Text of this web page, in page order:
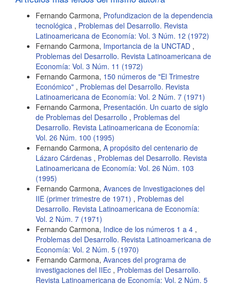
Fernando Carmona, Profundizacion de la dependencia
tecnológica , Problemas del Desarrollo. Revista
Latinoamericana de Economía: Vol. 3 Núm. 12 (1972)
Fernando Carmona, Importancia de la UNCTAD ,
Problemas del Desarrollo. Revista Latinoamericana de
Economía: Vol. 3 Núm. 11 (1972)
Fernando Carmona, 150 números de "El Trimestre
Económico" , Problemas del Desarrollo. Revista
Latinoamericana de Economía: Vol. 2 Núm. 7 (1971)
Fernando Carmona, Presentación. Un cuarto de siglo
de Problemas del Desarrollo , Problemas del
Desarrollo. Revista Latinoamericana de Economía:
Vol. 26 Núm. 100 (1995)
Fernando Carmona, A propósito del centenario de
Lázaro Cárdenas , Problemas del Desarrollo. Revista
Latinoamericana de Economía: Vol. 26 Núm. 103
(1995)
Fernando Carmona, Avances de Investigaciones del
IIE (primer trimestre de 1971) , Problemas del
Desarrollo. Revista Latinoamericana de Economía:
Vol. 2 Núm. 7 (1971)
Fernando Carmona, Indice de los números 1 a 4 ,
Problemas del Desarrollo. Revista Latinoamericana de
Economía: Vol. 2 Núm. 5 (1970)
Fernando Carmona, Avances del programa de
investigaciones del IIEc , Problemas del Desarrollo.
Revista Latinoamericana de Economía: Vol. 2 Núm. 5